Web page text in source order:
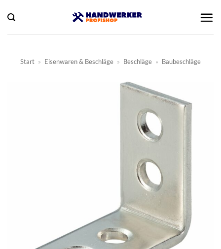
Inhalt
springen
Start » Eisenwaren & Beschläge » Beschläge » Baubeschläge